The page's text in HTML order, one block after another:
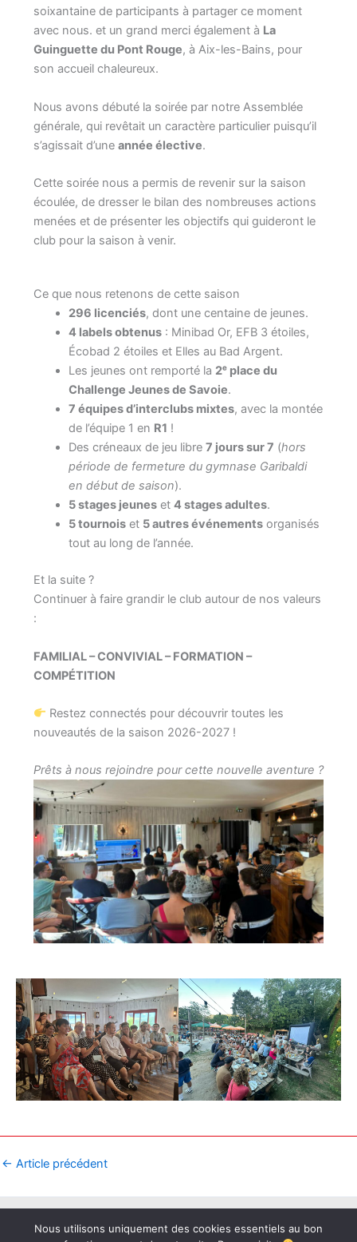
soixantaine de participants à partager ce moment
avec nous. et un grand merci également à La
Guinguette du Pont Rouge, à Aix-les-Bains, pour
son accueil chaleureux.
Nous avons débuté la soirée par notre Assemblée
générale, qui revêtait un caractère particulier puisqu’il
s’agissait d’une année élective.
Cette soirée nous a permis de revenir sur la saison
écoulée, de dresser le bilan des nombreuses actions
menées et de présenter les objectifs qui guideront le
club pour la saison à venir.
Ce que nous retenons de cette saison
296 licenciés, dont une centaine de jeunes.
4 labels obtenus: Minibad Or, EFB 3 étoiles,
Écobad 2 étoiles et Elles au Bad Argent.
Les jeunes ont remporté la 2ᵉ place du
Challenge Jeunes de Savoie.
7 équipes d’interclubs mixtes, avec la montée
de l’équipe 1 en R1 !
Des créneaux de jeu libre 7 jours sur 7 (hors
période de fermeture du gymnase Garibaldi
en début de saison).
5 stages jeuneset 4 stages adultes.
5 tournoiset 5 autres événementsorganisés
tout au long de l’année.
Et la suite ?
Continuer à faire grandir le club autour de nos valeurs
:
FAMILIAL – CONVIVIAL – FORMATION –
COMPÉTITION
Restez connectés pour découvrir toutes les
nouveautés de la saison 2026-2027 !
Prêts à nous rejoindre pour cette nouvelle aventure ?
← Article précédent
Copyright © 2026 BAB73 | Propulsé par Thème WordPress Astra
Nous utilisons uniquement des cookies essentiels au bon